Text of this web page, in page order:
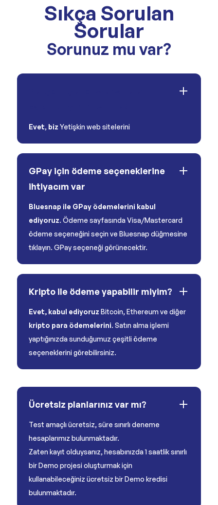
Sıkça Sorulan
Sorular
Sorunuz mu var?
Evet, biz Yetişkin web sitelerini
GPay için ödeme seçeneklerine
ihtiyacım var
Bluesnap ile GPay ödemelerini kabul
ediyoruz. Ödeme sayfasında Visa/Mastercard
ödeme seçeneğini seçin ve Bluesnap düğmesine
tıklayın. GPay seçeneği görünecektir.
Kripto ile ödeme yapabilir miyim?
Evet, kabul ediyoruz Bitcoin, Ethereum ve diğer
kripto para ödemelerini. Satın alma işlemi
yaptığınızda sunduğumuz çeşitli ödeme
seçeneklerini görebilirsiniz.
Ücretsiz planlarınız var mı?
Test amaçlı ücretsiz, süre sınırlı deneme
hesaplarımız bulunmaktadır.
Zaten kayıt olduysanız, hesabınızda 1 saatlik sınırlı
bir Demo projesi oluşturmak için
kullanabileceğiniz ücretsiz bir Demo kredisi
bulunmaktadır.